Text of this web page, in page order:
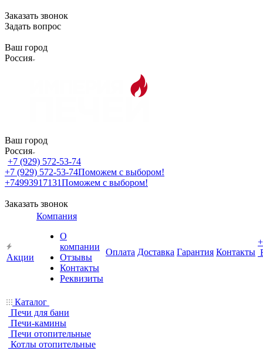
Заказать звонок
Задать вопрос
Ваш город
Россия
Ваш город
Россия
+7 (929) 572-53-74
+7 (929) 572-53-74Поможем с выбором!
+74993917131Поможем с выбором!
Заказать звонок
Акции
Компания
О
компании
Отзывы
Контакты
Реквизиты
Оплата Доставка Гарантия Контакты
+
Каталог
Печи для бани
Печи-камины
Печи отопительные
Котлы отопительные